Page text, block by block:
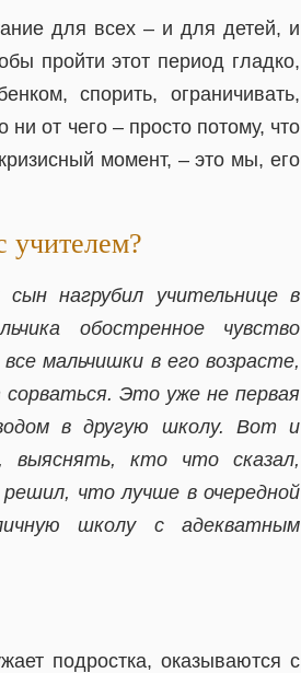
для всех – и для детей, и
пройти этот период гладко,
спорить, ограничивать,
от чего – просто потому, что
момент, – это мы, его
учителем?
нагрубил учительнице в
обостренное чувство
мальчишки в его возрасте,
Это уже не первая
в другую школу. Вот и
выяснять, кто что сказал,
что лучше в очередной
школу с адекватным
подростка, оказываются с